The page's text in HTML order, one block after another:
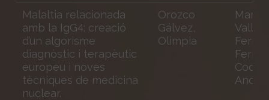
Malaltia relacionada
amb la IgG4: creació
d’un algorisme
diagnòstic i terapèutic
europeu i noves
tècniques de medicina
nuclear.
Orozco
Gálvez,
Olimpia
Valle,